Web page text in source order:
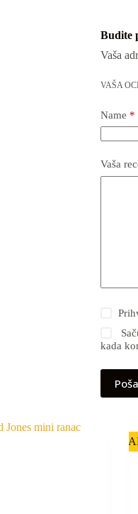
Budite
Vaša
VAŠA
Name *
Vaša
kada